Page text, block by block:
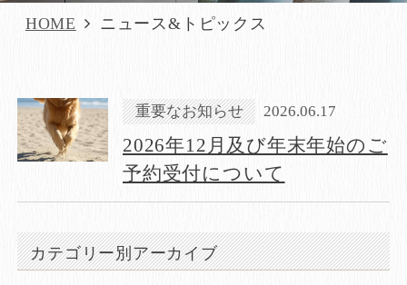
HOME ニュース&トピックス
重要なお知らせ 2026.06.17
​2026年12月及び年末年始のご
予約受付について
カテゴリー別アーカイブ